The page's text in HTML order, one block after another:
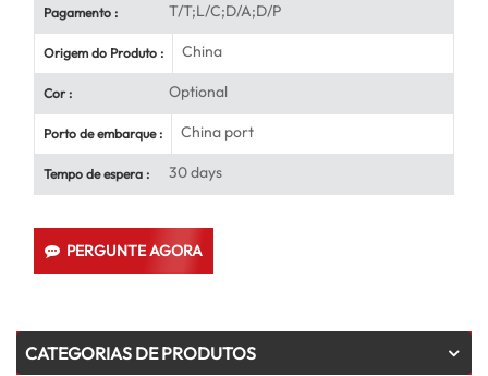
Pagamento : T/T;L/C;D/A;D/P
Origem do Produto : China
Cor : Optional
Porto de embarque : China port
Tempo de espera : 30 days
PERGUNTE AGORA
CATEGORIAS DE PRODUTOS